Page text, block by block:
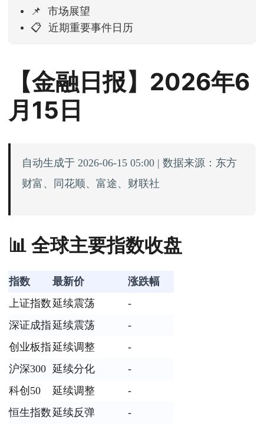
📌 市场展望
📋 近期重要事件日历
【金融日报】2026年6
月15日
自动生成于 2026-06-15 05:00 | 数据来源：东方
财富、同花顺、富途、财联社
📊 全球主要指数收盘
指数 最新价
涨跌幅
上证指数 延续震荡
-
深证成指 延续震荡
-
创业板指 延续调整
-
沪深300 延续分化
-
科创50
延续调整
-
恒生指数 延续反弹
-